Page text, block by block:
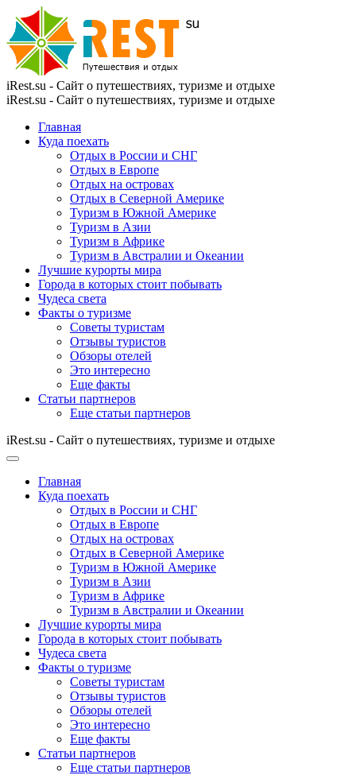
iRest.su - Сайт о путешествиях, туризме и отдыхе
iRest.su - Сайт о путешествиях, туризме и отдыхе
Главная
Куда поехать
Отдых в России и СНГ
Отдых в Европе
Отдых на островах
Отдых в Северной Америке
Туризм в Южной Америке
Туризм в Азии
Туризм в Африке
Туризм в Австралии и Океании
Лучшие курорты мира
Города в которых стоит побывать
Чудеса света
Факты о туризме
Советы туристам
Отзывы туристов
Обзоры отелей
Это интересно
Еще факты
Статьи партнеров
Еще статьи партнеров
iRest.su - Сайт о путешествиях, туризме и отдыхе
Главная
Куда поехать
Отдых в России и СНГ
Отдых в Европе
Отдых на островах
Отдых в Северной Америке
Туризм в Южной Америке
Туризм в Азии
Туризм в Африке
Туризм в Австралии и Океании
Лучшие курорты мира
Города в которых стоит побывать
Чудеса света
Факты о туризме
Советы туристам
Отзывы туристов
Обзоры отелей
Это интересно
Еще факты
Статьи партнеров
Еще статьи партнеров